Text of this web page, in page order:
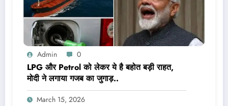
Admin 0
LPG और Petrol को लेकर ये है बहोत बड़ी राहत,
मोदी ने लगाया गजब का जुगाड़..
March 15, 2026